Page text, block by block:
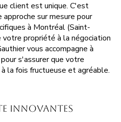
client est unique. C'est
sur mesure pour
à Montréal (Saint-
propriété à la négociation
vous accompagne à
s'assurer que votre
la fois fructueuse et agréable.
Innovantes